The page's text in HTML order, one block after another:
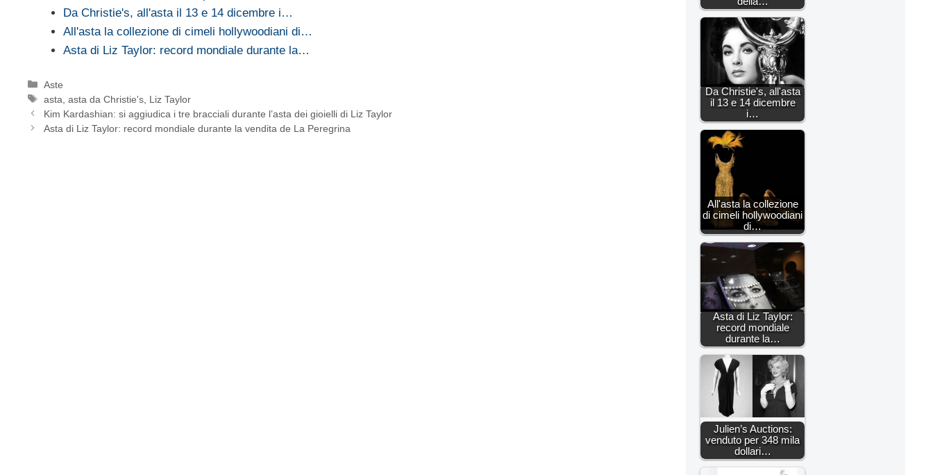
Da Christie's, all'asta il 13 e 14 dicembre i…
All'asta la collezione di cimeli hollywoodiani di…
Asta di Liz Taylor: record mondiale durante la…
Categorie
Aste
Tag
asta ,asta da Christie's Liz Taylor
Kim Kardashian: si aggiudica i tre bracciali durante l’asta dei gioielli di Liz Taylor
Asta di Liz Taylor: record mondiale durante la vendita de La Peregrina
Da Christie's, all'asta
il 13 e 14 dicembre
i…
All'asta la collezione
di cimeli hollywoodiani
di…
Asta di Liz Taylor:
record mondiale
durante la…
Julien’s Auctions:
venduto per 348 mila
dollari…